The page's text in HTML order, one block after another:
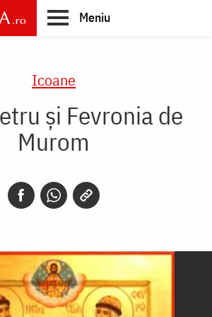
Meniu
Icoane
și Fevronia de
Murom